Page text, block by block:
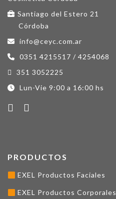
Santiago del Estero 21
Córdoba
info@ceyc.com.ar
0351 4215517 / 4254068
351 3052225
Lun-Vie 9:00 a 16:00 hs
PRODUCTOS
EXEL Productos Faciales
EXEL Productos Corporales